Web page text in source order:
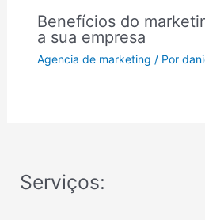
Benefícios do
a sua empresa
Agencia de marketing / Por
Serviços: